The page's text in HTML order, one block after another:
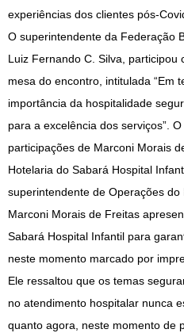
experiências dos clientes pós-
O superintendente da Federação
Luiz Fernando C. Silva,
mesa do encontro, intitulada “Em
importância da hospitalidade
para a excelência dos serviços”.
participações de Marconi Morais
Hotelaria do Sabará Hospital
superintendente de Operações
Marconi Morais de Freitas
Sabará Hospital Infantil para
neste momento marcado por
Ele ressaltou que os temas
no atendimento hospitalar nunca
quanto agora, neste momento de